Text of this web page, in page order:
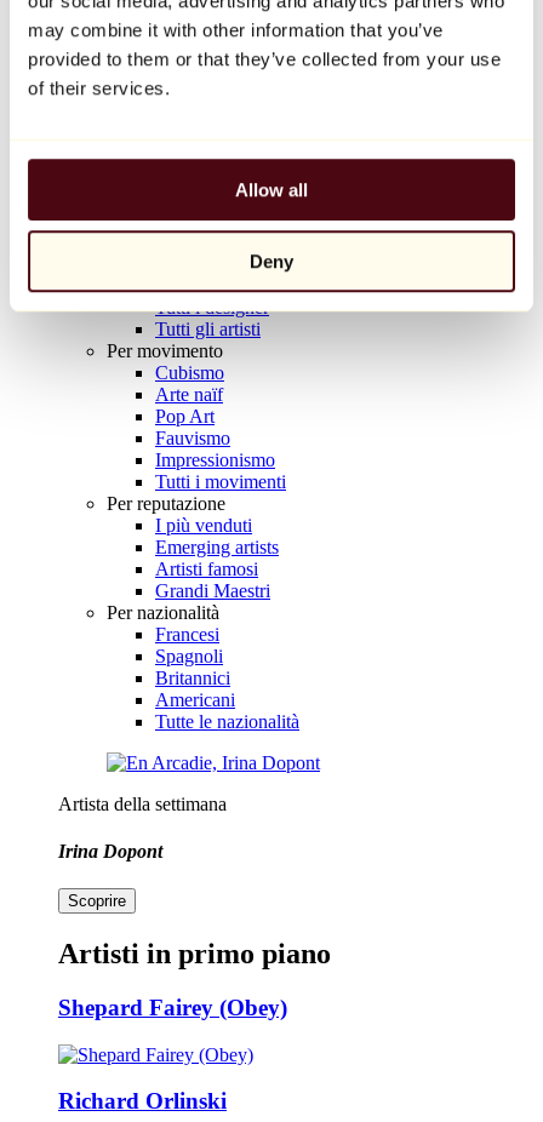
may combine it with other information that you’ve
provided to them or that they’ve collected from your use
of their services.
Allow all
Deny
Balloon Dog (Orange)
Jeff Koons
10.000 €
Artisti
Tutti i pittori
Tutti i fotografi
Tutti i disegnatori
Tutti i designer
Tutti gli artisti
Per movimento
Cubismo
Arte naïf
Pop Art
Fauvismo
Impressionismo
Tutti i movimenti
Per reputazione
I più venduti
Emerging artists
Artisti famosi
Grandi Maestri
Per nazionalità
Francesi
Spagnoli
Britannici
Americani
Tutte le nazionalità
Artista della settimana
Irina Dopont
Scoprire
Artisti in primo piano
Shepard Fairey (Obey)
Richard Orlinski